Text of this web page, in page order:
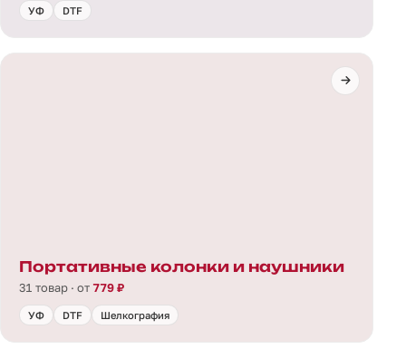
УФ DTF
Портативные колонки и наушники
31 товар · от 779 ₽
УФ DTF Шелкография